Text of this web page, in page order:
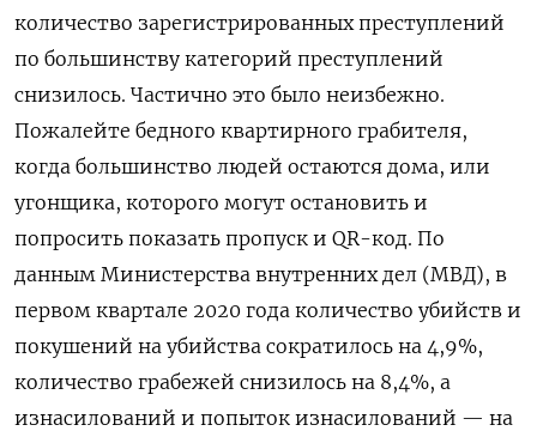
количество зарегистрированных преступлений
по большинству категорий преступлений
снизилось. Частично это было неизбежно.
Пожалейте бедного квартирного грабителя,
когда большинство людей остаются дома, или
угонщика, которого могут остановить и
попросить показать пропуск и QR-код. По
данным Министерства внутренних дел (МВД), в
первом квартале 2020 года количество убийств и
покушений на убийства сократилось на 4,9%,
количество грабежей снизилось на 8,4%, а
изнасилований и попыток изнасилований — на